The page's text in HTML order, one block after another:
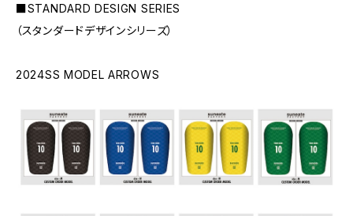
■STANDARD DESIGN SERIES
（スタンダードデザインシリーズ）
2024SS MODEL ARROWS